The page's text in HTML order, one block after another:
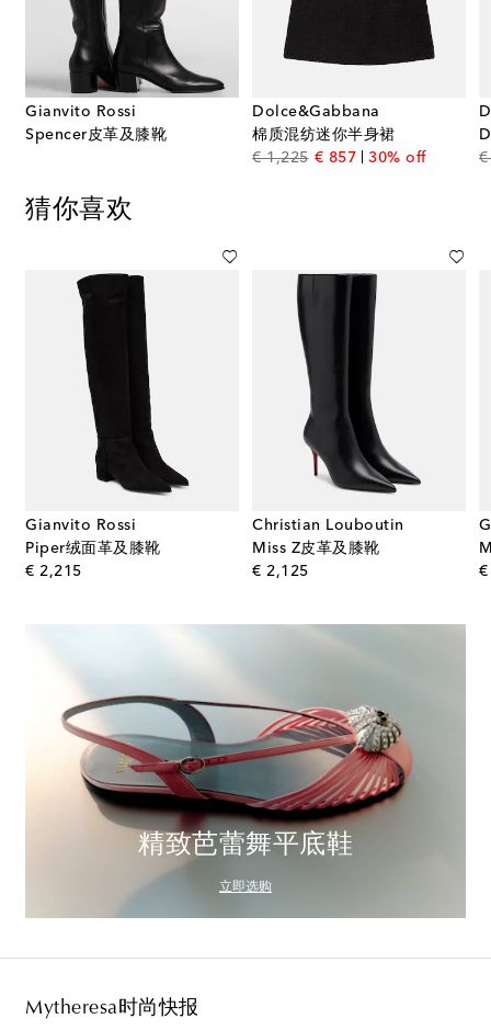
Gianvito Rossi
Spencer皮革及膝靴
Dolce&Gabbana
棉质混纺迷你半身裙
€ 1,225original price
€ 857discount price
30% off
€
猜你喜欢
Gianvito Rossi
Piper绒面革及膝靴
€ 2,215original price
Christian Louboutin
Miss Z皮革及膝靴
€ 2,125original price
€
精致芭蕾舞平底鞋
立即选购
Mytheresa时尚快报